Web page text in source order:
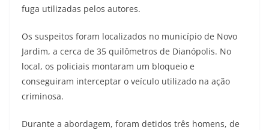
fuga utilizadas pelos autores.
Os suspeitos foram localizados no município de Novo
Jardim, a cerca de 35 quilômetros de Dianópolis. No
local, os policiais montaram um bloqueio e
conseguiram interceptar o veículo utilizado na ação
criminosa.
Durante a abordagem, foram detidos três homens, de